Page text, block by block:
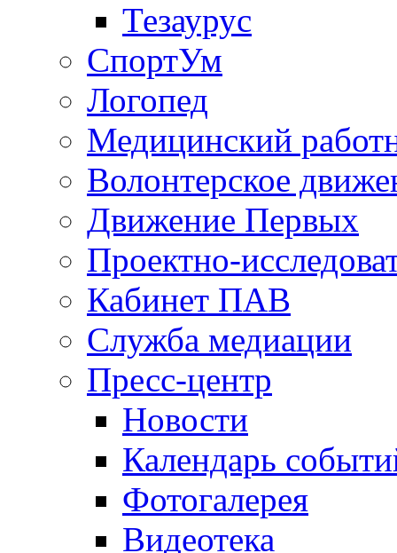
Тезаурус
СпортУм
Логопед
Медицинский
Волонтерское
Движение Первых
Проектно-
Кабинет ПАВ
Служба медиации
Пресс-центр
Новости
Календарь
Фотогалерея
Видеотека